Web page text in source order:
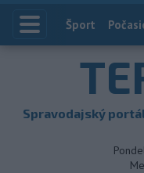
Index
Šport
Spravodajský